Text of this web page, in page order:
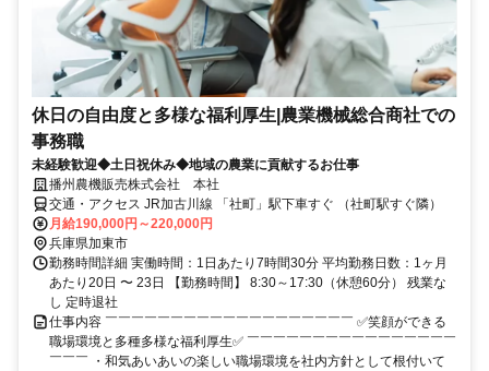
休日の自由度と多様な福利厚生|農業機械総合商社での
事務職
未経験歓迎◆土日祝休み◆地域の農業に貢献するお仕事
播州農機販売株式会社 本社
交通・アクセス JR加古川線 「社町」駅下車すぐ （社町駅すぐ隣）
月給190,000円～220,000円
兵庫県加東市
勤務時間詳細 実働時間：1日あたり7時間30分 平均勤務日数：1ヶ月
あたり20日 〜 23日 【勤務時間】 8:30～17:30（休憩60分） 残業な
し 定時退社
仕事内容 ￣￣￣￣￣￣￣￣￣￣￣￣￣￣￣￣￣￣￣ ✅笑顔ができる
職場環境と多種多様な福利厚生✅ ￣￣￣￣￣￣￣￣￣￣￣￣￣￣￣￣
￣￣￣ ・和気あいあいの楽しい職場環境を社内方針として根付いて